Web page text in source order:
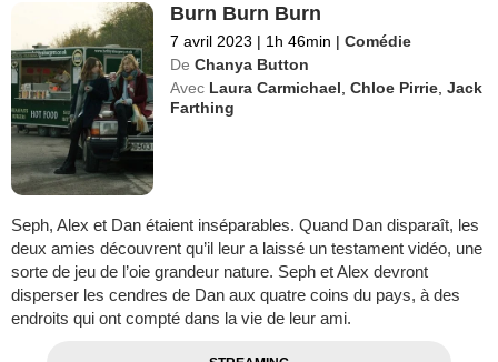
Burn Burn Burn
7 avril 2023 | 1h 46min | Comédie
De Chanya Button
Avec Laura Carmichael ,Chloe Pirrie ,Jack
Farthing
Seph, Alex et Dan étaient inséparables. Quand Dan disparaît, les
deux amies découvrent qu’il leur a laissé un testament vidéo, une
sorte de jeu de l’oie grandeur nature. Seph et Alex devront
disperser les cendres de Dan aux quatre coins du pays, à des
endroits qui ont compté dans la vie de leur ami.